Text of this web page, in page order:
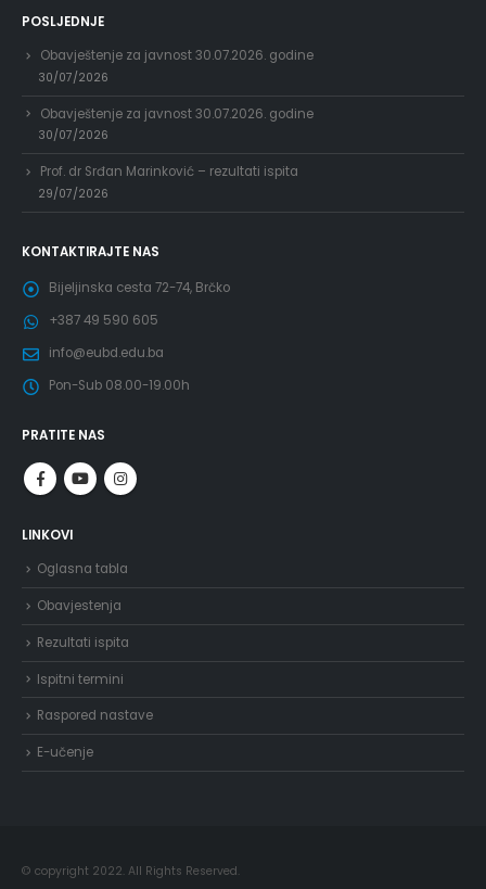
POSLJEDNJE
Obavještenje za javnost 30.07.2026. godine
30/07/2026
Obavještenje za javnost 30.07.2026. godine
30/07/2026
Prof. dr Srđan Marinković – rezultati ispita
29/07/2026
KONTAKTIRAJTE NAS
Bijeljinska cesta 72-74, Brčko
+387 49 590 605
info@eubd.edu.ba
Pon-Sub 08.00-19.00h
PRATITE NAS
LINKOVI
Oglasna tabla
Obavjestenja
Rezultati ispita
Ispitni termini
Raspored nastave
E-učenje
© copyright 2022. All Rights Reserved.